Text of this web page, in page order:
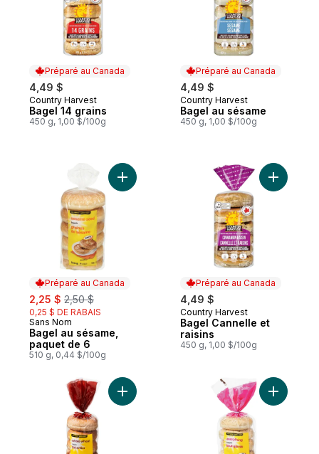
Préparé au Canada
4,49 $
Préparé au Canada
Country Harvest
Bagel 14 grains
450 g, 1,00 $/100g
Préparé au Canada
4,49 $
Préparé au Canada
Country Harvest
Bagel au sésame
450 g, 1,00 $/100g
Préparé au Canada
sale:
2,25 $ , formerly:
2,50 $
0,25 $ DE RABAIS
Préparé au Canada
Sans Nom
Bagel au sésame,
paquet de 6
510 g, 0,44 $/100g
Ajouter Bagel au sésame, paquet de 6
Préparé au Canada
4,49 $
Préparé au Canada
Country Harvest
Bagel Cannelle et
raisins
450 g, 1,00 $/100g
Ajouter
Ajouter Bagel de blé entier au panierAjouter